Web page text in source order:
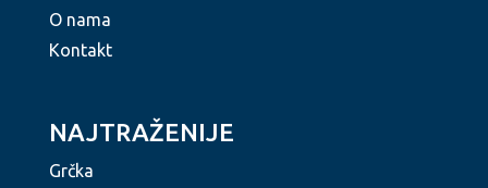
O nama
Kontakt
NAJTRAŽENIJE
Grčka